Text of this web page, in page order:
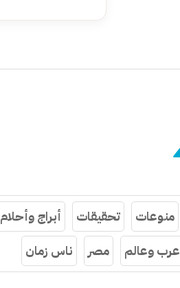
منوعات تحقيقات أبراج وأحلام
عرب وعالم مصر
ناس زمان